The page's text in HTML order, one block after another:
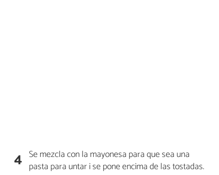
4 Se mezcla con la mayonesa para que sea una
pasta para untar i se pone encima de las tostadas.